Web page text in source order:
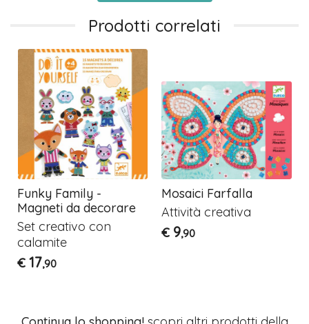
Prodotti correlati
Funky Family -
Magneti da decorare
Set creativo con
calamite
€ 17,90
Mosaici Farfalla
Attività creativa
€ 9,90